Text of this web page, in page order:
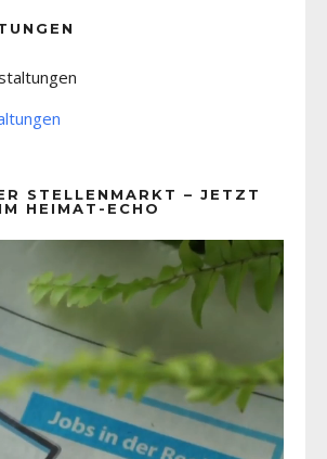
STELLENMARKT – JETZT
IM HEIMAT-ECHO
Player